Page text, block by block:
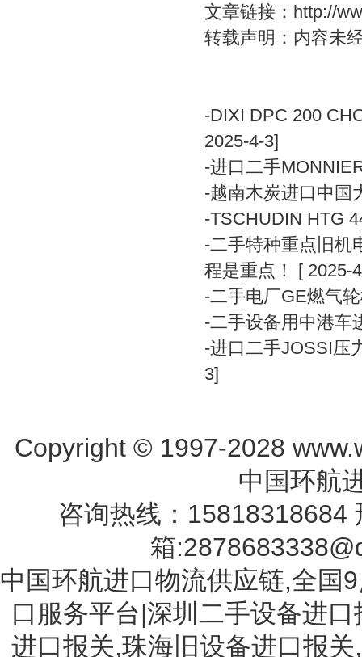
文章链接： http://
转载声明：内容未
-DIXI DPC 200
2025-4-3]
-进口二手
-越南木炭进口中国
-TSCHUDIN HTG
-二手特种重点旧机
程是重点！
[ 2025-
-二手电厂GE燃气
-二手设备用中港车
-进口二手JOSSI压
3]
Copyright © 1997-2028
中国环航
咨询热线：15818318684
箱
中国环航进口物流供应链,全国
口服务平台|深圳二手设备进
进口报关,珠海旧设备进口报